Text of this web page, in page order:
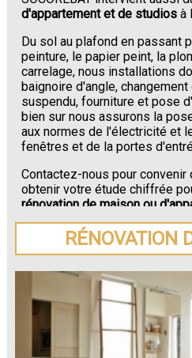
d'appartement et de studios à
Du sol au plafond en passant
peinture, le papier peint, la
carrelage, nous installations
baignoire d'angle, changement
suspendu, fourniture et pose
bien sur nous assurons la
aux normes de l'électricité et
fenêtres et de la portes
Contactez-nous pour
obtenir votre étude chiffrée
rénovation de maison ou
Hautecloque.
RÉNOVATION